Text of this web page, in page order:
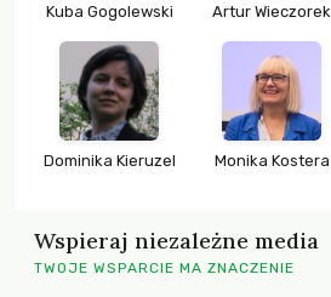
Kuba Gogolewski Artur Wieczorek
Dominika Kieruzel Monika Kostera
Wspieraj niezależne media
TWOJE WSPARCIE MA ZNACZENIE